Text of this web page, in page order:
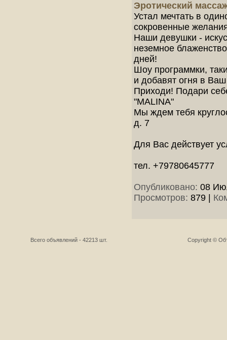
Эротический
Устал мечтать в
сокровенные
Наши девушки -
неземное
дней!
Шоу программки,
и добавят огня в
Приходи! Подари
"MALINA"
Мы ждем тебя
д. 7
Для Вас действует
тел. +79780645777
Опубликовано: 08
Просмотров: 879
Всего объявлений - 42213 шт. Copyright ©